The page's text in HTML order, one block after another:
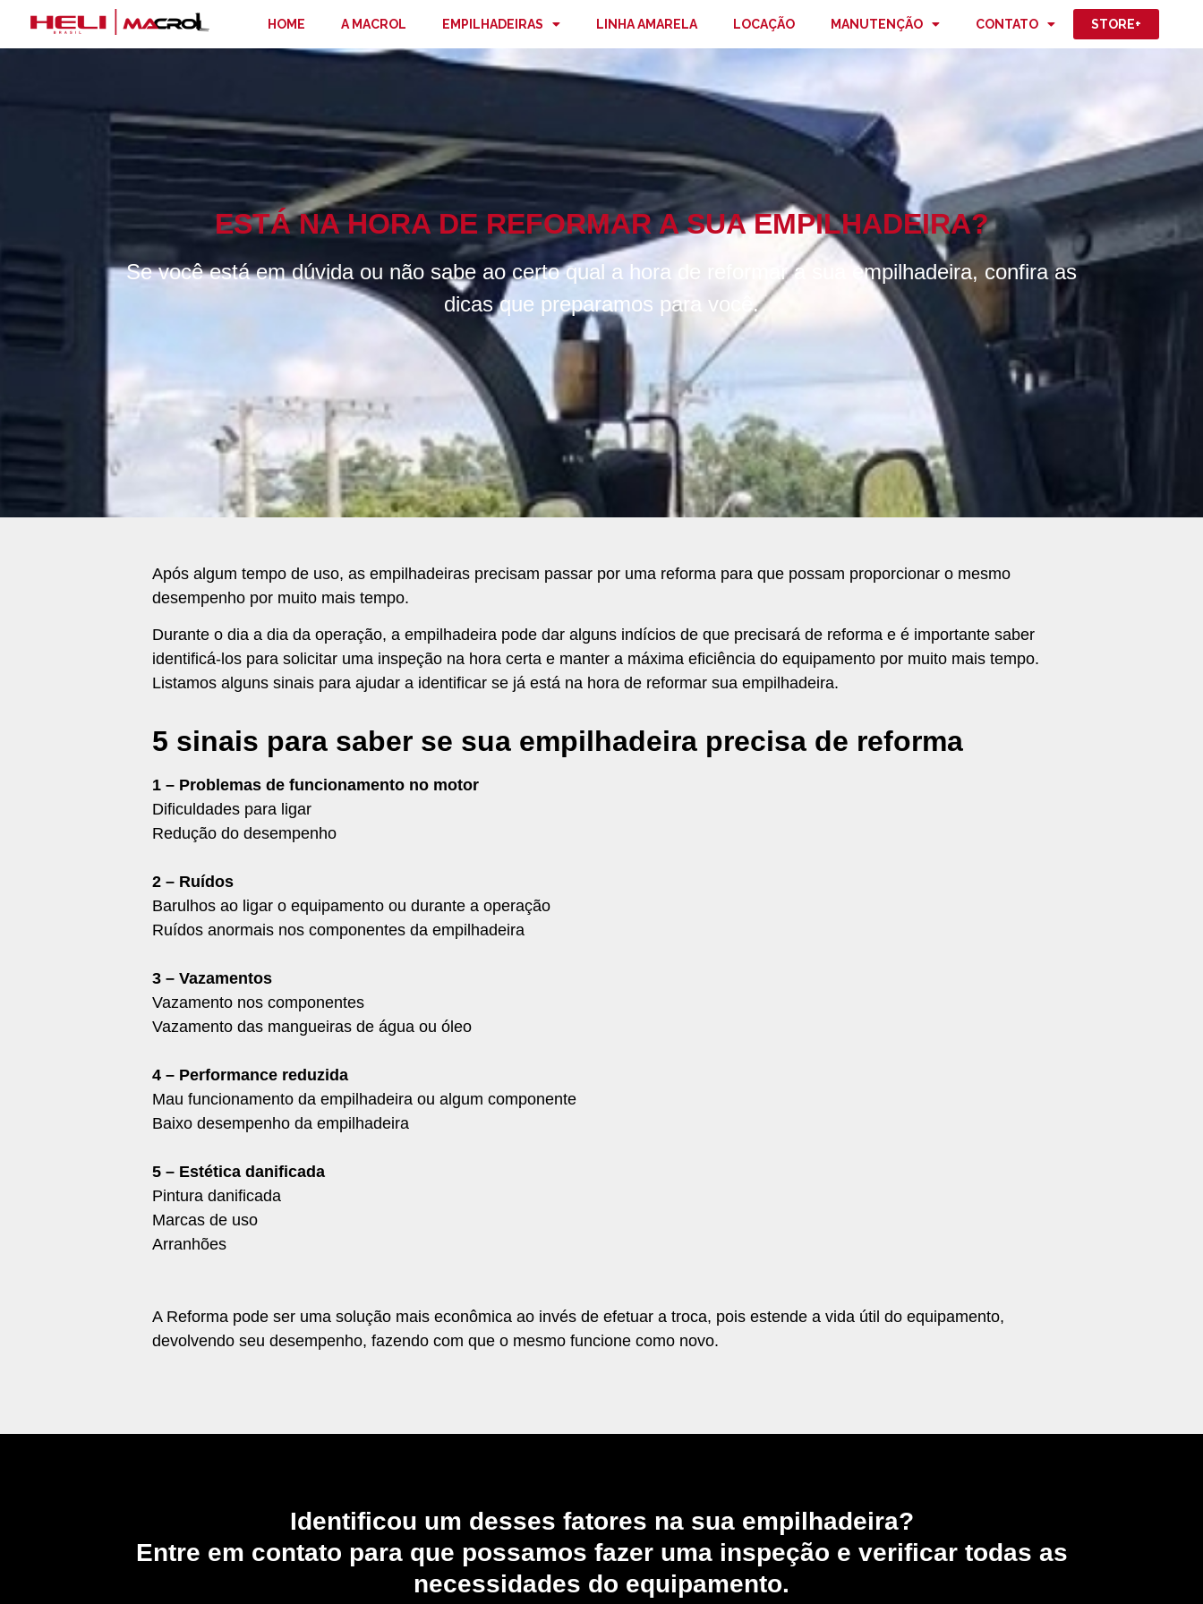
HOME A MACROL EMPILHADEIRAS LINHA AMARELA LOCAÇÃO MANUTENÇÃO CONTATO STORE+
ESTÁ NA HORA DE REFORMAR A SUA EMPILHADEIRA?
Se você está em dúvida ou não sabe ao certo qual a hora de reformar a sua empilhadeira, confira as
dicas que preparamos para você.
Após algum tempo de uso, as empilhadeiras precisam passar por uma reforma para que possam proporcionar o mesmo
desempenho por muito mais tempo.
Durante o dia a dia da operação, a empilhadeira pode dar alguns indícios de que precisará de reforma e é importante saber
identificá-los para solicitar uma inspeção na hora certa e manter a máxima eficiência do equipamento por muito mais tempo.
Listamos alguns sinais para ajudar a identificar se já está na hora de reformar sua empilhadeira.
5 sinais para saber se sua empilhadeira precisa de reforma
1 – Problemas de funcionamento no motor
Dificuldades para ligar
Redução do desempenho
2 – Ruídos
Barulhos ao ligar o equipamento ou durante a operação
Ruídos anormais nos componentes da empilhadeira
3 – Vazamentos
Vazamento nos componentes
Vazamento das mangueiras de água ou óleo
4 – Performance reduzida
Mau funcionamento da empilhadeira ou algum componente
Baixo desempenho da empilhadeira
5 – Estética danificada
Pintura danificada
Marcas de uso
Arranhões
A Reforma pode ser uma solução mais econômica ao invés de efetuar a troca, pois estende a vida útil do equipamento,
devolvendo seu desempenho, fazendo com que o mesmo funcione como novo.
Identificou um desses fatores na sua empilhadeira?
Entre em contato para que possamos fazer uma inspeção e verificar todas as
necessidades do equipamento.